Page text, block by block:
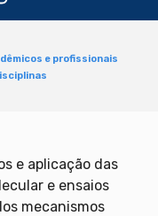
e profissionais
e aplicação das
e ensaios
mecanismos